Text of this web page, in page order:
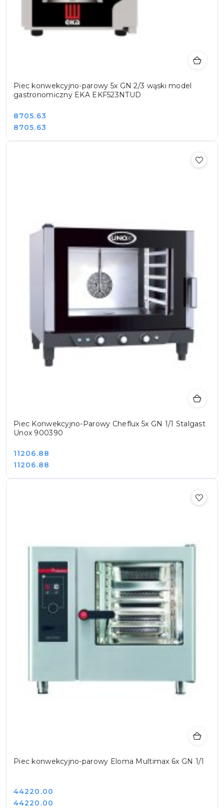
Piec konwekcyjno-parowy 5x GN 2/3 wąski model
gastronomiczny EKA EKF523NTUD
Cena:
8705.63
Cena:
8705.63
Piec Konwekcyjno-Parowy Cheflux 5x GN 1/1 Stalgast
Unox 900390
Cena:
11206.88
Cena:
11206.88
Piec konwekcyjno-parowy Eloma Multimax 6x GN 1/1
Cena:
44220.00
Cena:
44220.00